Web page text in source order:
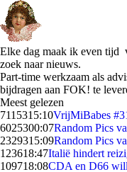
Elke dag maak ik even tijd
zoek naar nieuws.
Part-time werkzaam als
bijdragen aan FOK! te
Meest gelezen
7115315:10VrijMiBabes
6025300:07Random Pics
2329315:09Random Pics
123618:47Italië hindert
109718:08CDA en D66